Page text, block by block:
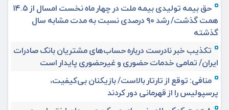
حق بیمه تولیدی بیمه ملت در چهار ماه نخست امسال از ۱۴.۵
همت گذشت/ رشد ۹۰ درصدی نسبت به مدت مشابه سال
گذشته
تکذیب خبر نادرست درباره حساب‌های مشتریان بانک صادرات
ایران/ تمامی خدمات حضوری و غیرحضوری پایدار است
منافی: توقع از تارتار بالاست/ بازیکنان بی‌کیفیت،
پرسپولیس را از قهرمانی دور کردند